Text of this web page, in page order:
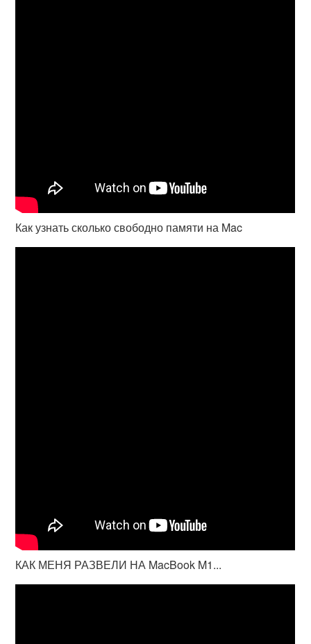
Как узнать сколько свободно памяти на Mac
КАК МЕНЯ РАЗВЕЛИ НА MacBook M1...